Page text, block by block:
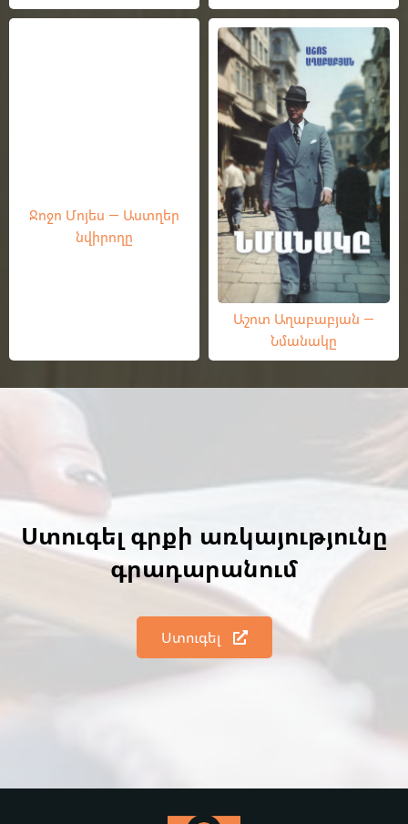
Ջոջո Մոյես — Աստղեր
նվիրողը
Աշոտ Աղաբաբյան —
Նմանակը
Ստուգել գրքի առկայությունը
գրադարանում
Ստուգել